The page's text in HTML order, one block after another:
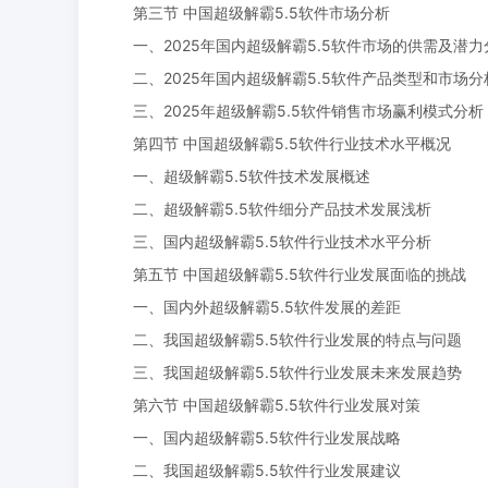
第三节 中国超级解霸5.5软件市场分析
一、2025年国内超级解霸5.5软件市场的供需及潜力
二、2025年国内超级解霸5.5软件产品类型和市场分
三、2025年超级解霸5.5软件销售市场赢利模式分析
第四节 中国超级解霸5.5软件行业技术水平概况
一、超级解霸5.5软件技术发展概述
二、超级解霸5.5软件细分产品技术发展浅析
三、国内超级解霸5.5软件行业技术水平分析
第五节 中国超级解霸5.5软件行业发展面临的挑战
一、国内外超级解霸5.5软件发展的差距
二、我国超级解霸5.5软件行业发展的特点与问题
三、我国超级解霸5.5软件行业发展未来发展趋势
第六节 中国超级解霸5.5软件行业发展对策
一、国内超级解霸5.5软件行业发展战略
二、我国超级解霸5.5软件行业发展建议